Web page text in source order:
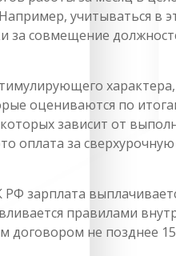
учитываться в
за совмещение
оцениваются по
зависит от
оплата за сверхурочную
РФ зарплата
правилами
договором не позднее